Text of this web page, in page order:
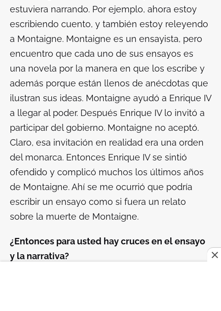
estuviera narrando. Por ejemplo, ahora estoy
escribiendo cuento, y también estoy releyendo
a Montaigne. Montaigne es un ensayista, pero
encuentro que cada uno de sus ensayos es
una novela por la manera en que los escribe y
además porque están llenos de anécdotas que
ilustran sus ideas. Montaigne ayudó a Enrique IV
a llegar al poder. Después Enrique IV lo invitó a
participar del gobierno. Montaigne no aceptó.
Claro, esa invitación en realidad era una orden
del monarca. Entonces Enrique IV se sintió
ofendido y complicó muchos los últimos años
de Montaigne. Ahí se me ocurrió que podría
escribir un ensayo como si fuera un relato
sobre la muerte de Montaigne.
¿Entonces para usted hay cruces en el ensayo
y la narrativa?